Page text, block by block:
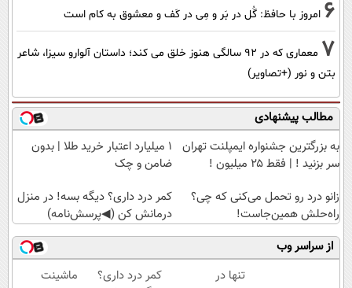
6 امروز با حافظ: گُل در بَر و مِی در کَف و معشوق به کام است
7
معماری که در 92 سالگی هنوز خلق می کند؛ داستان آلوارو سیزا، شاعر
بتن و نور (+تصاویر)
مطالب پیشنهادی
به بزرگترین جشنواره ایمپلنت تهران
سر بزنید ! | فقط ۲۵ میلیون !
۱ میلیارد اعتبار خرید طلا | بدون
ضامن و چک
زانو درد رو تحمل می‌کنی که چی؟
راه‌حلش همین‌جاست!
کمر درد داری؟ دیگه بسه! در منزل
درمانش کن (◀پرسش‌نامه)
از سراسر وب
تنها در
کمر درد داری؟
ماشینت